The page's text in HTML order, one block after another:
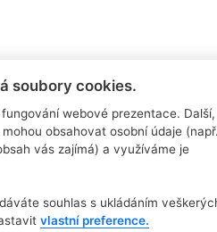
nákupu
osobních údajů
Cookies
Klientská
Velkoochod
soubory cookies.
webové prezentace. Další,
obsahovat osobní údaje (např.
vás zajímá) a využíváme je
souhlas s ukládáním
vlastní preference.